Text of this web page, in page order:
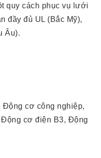
quy cách phục vụ lưới
đầy đủ UL (Bắc Mỹ),
Âu).
Động cơ công nghiệp,
cơ điện B3, Động